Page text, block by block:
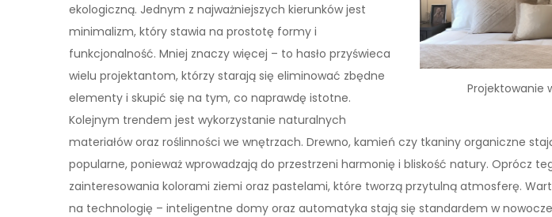
Projektowanie
ekologiczną. Jednym z najważniejszych kierunków jest
minimalizm, który stawia na prostotę formy i
funkcjonalność. Mniej znaczy więcej – to hasło przyświeca
wielu projektantom, którzy starają się eliminować zbędne
elementy i skupić się na tym, co naprawdę istotne.
Kolejnym trendem jest wykorzystanie naturalnych
materiałów oraz roślinności we wnętrzach. Drewno, kamień czy tkaniny organiczne
popularne, ponieważ wprowadzają do przestrzeni harmonię i bliskość natury. Oprócz
zainteresowania kolorami ziemi oraz pastelami, które tworzą przytulną atmosferę.
na technologię – inteligentne domy oraz automatyka stają się standardem w